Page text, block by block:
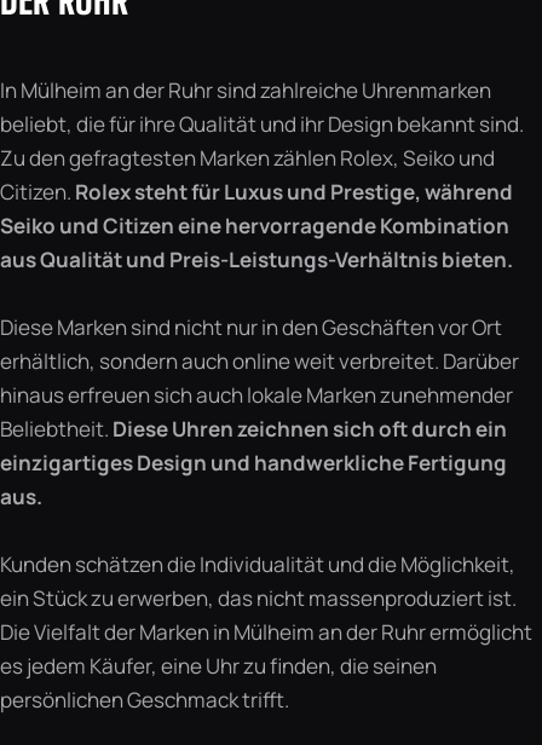
In Mülheim an der Ruhr sind zahlreiche Uhrenmarken
beliebt, die für ihre Qualität und ihr Design bekannt sind.
Zu den gefragtesten Marken zählen Rolex, Seiko und
Citizen. Rolex steht für Luxus und Prestige, während
Seiko und Citizen eine hervorragende Kombination
aus Qualität und Preis-Leistungs-Verhältnis bieten.
Diese Marken sind nicht nur in den Geschäften vor Ort
erhältlich, sondern auch online weit verbreitet. Darüber
hinaus erfreuen sich auch lokale Marken zunehmender
Beliebtheit. Diese Uhren zeichnen sich oft durch ein
einzigartiges Design und handwerkliche Fertigung
aus.
Kunden schätzen die Individualität und die Möglichkeit,
ein Stück zu erwerben, das nicht massenproduziert ist.
Die Vielfalt der Marken in Mülheim an der Ruhr ermöglicht
es jedem Käufer, eine Uhr zu finden, die seinen
persönlichen Geschmack trifft.